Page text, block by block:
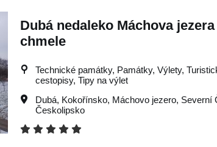
Dubá nedaleko Máchova
chmele
Technické památky, Památky, Výlety,
cestopisy, Tipy na výlet
Dubá, Kokořínsko, Máchovo jezero, Severní
Českolipsko